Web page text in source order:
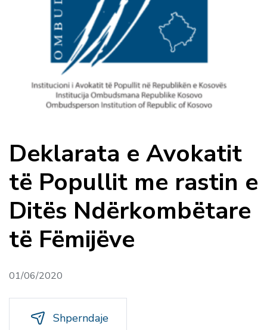
Deklarata e Avokatit
të Popullit me rastin e
Ditës Ndërkombëtare
të Fëmijëve
01/06/2020
Shperndaje